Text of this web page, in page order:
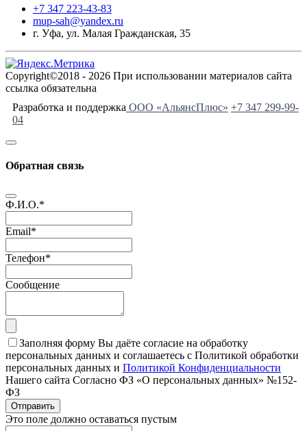
+7 347 223-43-83
mup-sah@yandex.ru
г. Уфа, ул. Малая Гражданская, 35
Copyright©2018 - 2026 При использовании материалов сайта
ссылка обязательна
Разработка и поддержка ООО «АльянсПлюс» +7 347 299-99-
04
Обратная связь
Ф.И.О.*
Email*
Телефон*
Сообщение
Заполняя форму Вы даёте согласие на обработку
персональных данных и соглашаетесь с Политикой обработки
персональных данных и Политикой Конфиденциальности
Нашего сайта Согласно ФЗ «О персональных данных» №152-
ФЗ
Отправить
Это поле должно оставаться пустым